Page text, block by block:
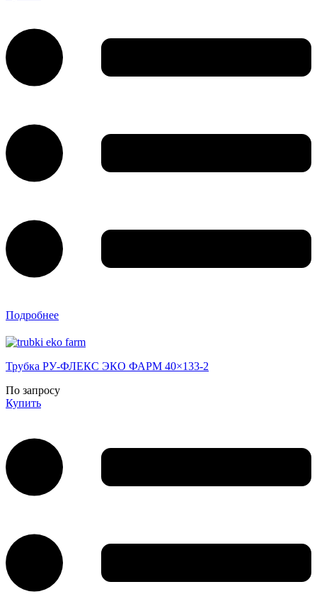
Подробнее
Трубка РУ-ФЛЕКС ЭКО ФАРМ 40×133-2
По запросу
Купить